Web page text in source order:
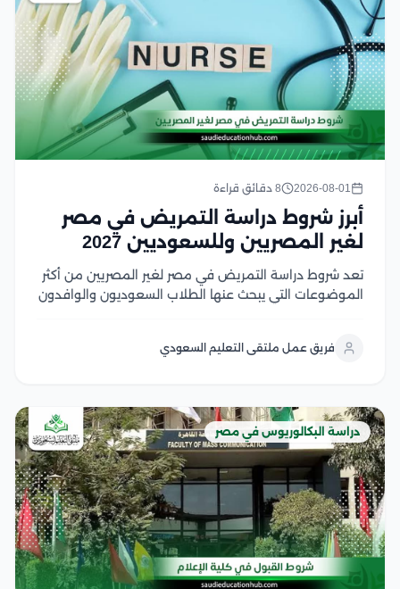
2026-08-01 8 دقائق قراءة
أبرز شروط دراسة التمريض في مصر
لغير المصريين وللسعوديين 2027
تعد شروط دراسة التمريض في مصر لغير المصريين من أكثر
الموضوعات التي يبحث عنها الطلاب السعوديون والوافدون
باعتراف واسع في العديد من الدول...
فريق عمل ملتقى التعليم السعودي
دراسة البكالوريوس في مصر